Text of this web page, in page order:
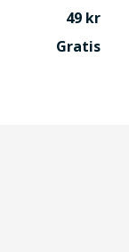
49
Gratis